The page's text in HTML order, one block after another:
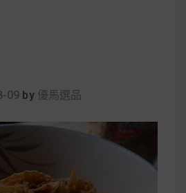
及其優缺點
09 by 優馬選品